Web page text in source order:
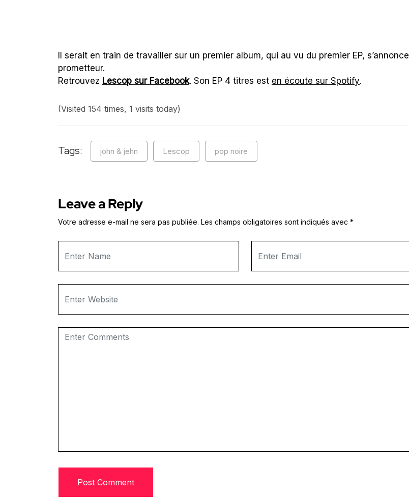
Il serait en train de travailler sur un premier album, qui au vu du premier EP, s’annonce
prometteur.
Retrouvez Lescop sur Facebook. Son EP 4 titres est en écoute sur Spotify.
(Visited 154 times, 1 visits today)
Tags: john & jehn Lescop pop noire
Leave a Reply
Votre adresse e-mail ne sera pas publiée. Les champs obligatoires sont indiqués avec *